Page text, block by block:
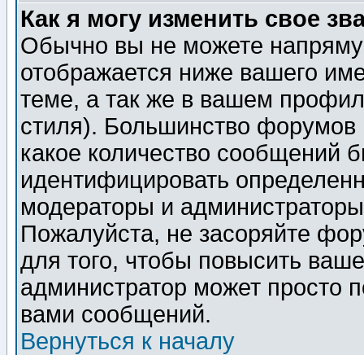
Как я могу изменить свое
Обычно вы не можете
отображается ниже вашего
теме, а так же в вашем
стиля). Большинство форумов
какое количество сообщений
идентифицировать
модераторы и
Пожалуйста, не засоряйте
для того, чтобы повысить
администратор может просто
вами сообщений.
Вернуться к началу